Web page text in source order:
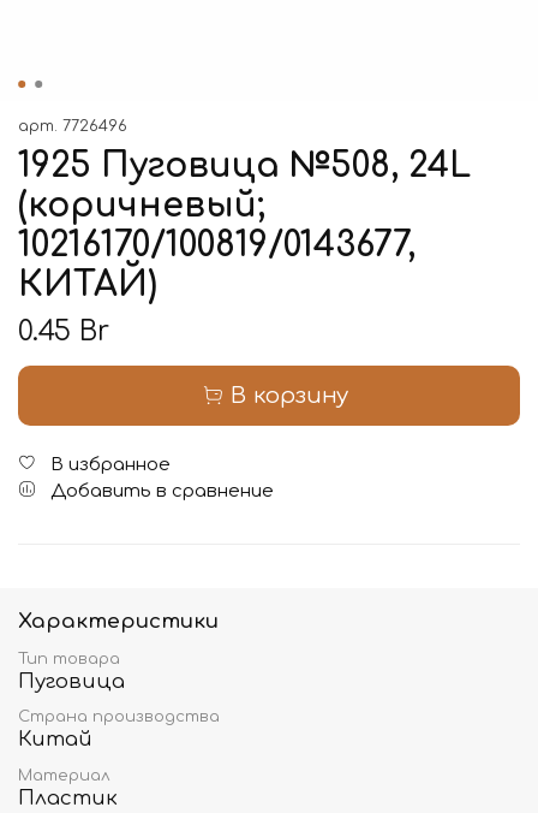
арт. 7726496
1925 Пуговица №508, 24L
(коричневый;
10216170/100819/0143677,
КИТАЙ)
0.45 Br
В корзину
В избранное
Добавить в сравнение
Характеристики
Тип товара
Пуговица
Страна производства
Китай
Материал
Пластик